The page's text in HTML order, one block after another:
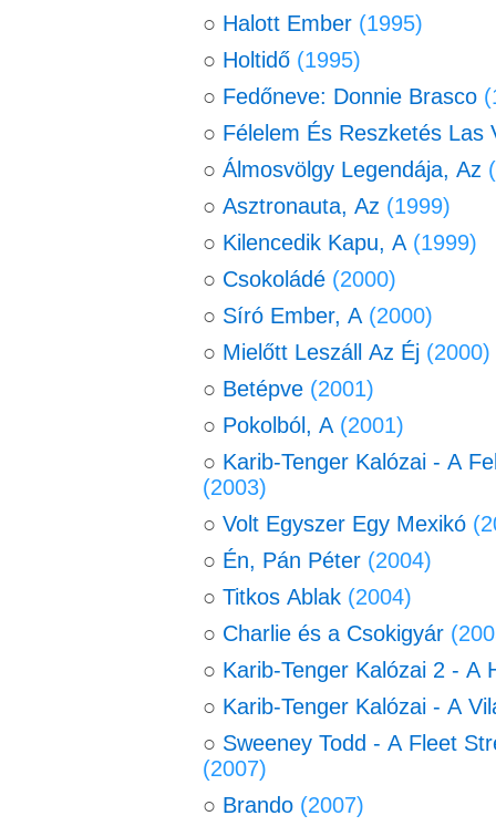
○ Halott Ember (1995)
○ Holtidő (1995)
○ Fedőneve: Donnie Brasco
○ Félelem És Reszketés Las
○ Álmosvölgy Legendája, Az
○ Asztronauta, Az (1999)
○ Kilencedik Kapu, A (1999)
○ Csokoládé (2000)
○ Síró Ember, A (2000)
○ Mielőtt Leszáll Az Éj (2000)
○ Betépve (2001)
○ Pokolból, A (2001)
○ Karib-Tenger Kalózai - A
(2003)
○ Volt Egyszer Egy Mexikó
○ Én, Pán Péter (2004)
○ Titkos Ablak (2004)
○ Charlie és a Csokigyár
○ Karib-Tenger Kalózai 2 - A
○ Karib-Tenger Kalózai - A
○ Sweeney Todd - A Fleet
(2007)
○ Brando (2007)